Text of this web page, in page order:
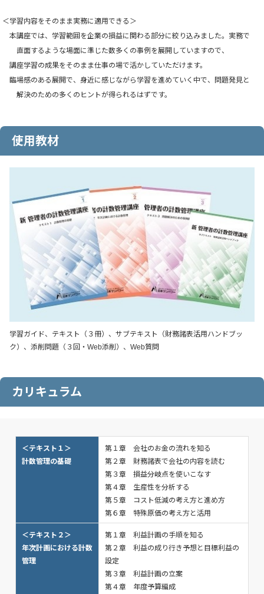
＜学習内容をそのまま実務に適用できる＞
本講座では、学習範囲を企業の損益に関わる部分に絞り込みました。実務で
直面するような場面に準じた数多くの事例を展開していますので、
講座学習の成果をそのまま仕事の場で活かしていただけます。
臨場感のある展開で、身近に感じながら学習を進めていく中で、問題発見と
解決のための多くのヒントが得られるはずです。
使用教材
学習ガイド、テキスト（３冊）、サブテキスト（財務諸表活用ハンドブッ
ク）、添削問題（３回・Web添削）、Web質問
カリキュラム
＜テキスト１＞
計数管理の基礎
第１章 会社のお金の流れを知る
第２章 財務諸表で会社の内容を読む
第３章 損益分岐点を使いこなす
第４章 生産性を分析する
第５章 コスト低減の考え方と進め方
第６章 特殊原価の考え方と活用
＜テキスト２＞
年次計画における計数
管理
第１章 利益計画の手順を知る
第２章 利益の成り行き予想と目標利益の
設定
第３章 利益計画の立案
第４章 年度予算編成